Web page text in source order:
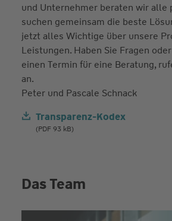
und Unternehmer beraten wir alle
suchen gemeinsam die beste
jetzt alles Wichtige über unsere
Leistungen. Haben Sie Fragen
einen Termin für eine Beratung,
an.
Peter und Pascale Schnack
Transparenz-Kodex
(PDF 93 kB)
Das Team